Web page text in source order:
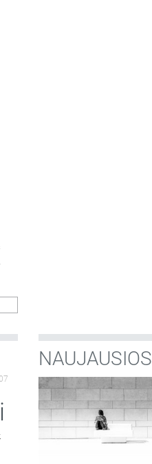
NAUJAUSIOS